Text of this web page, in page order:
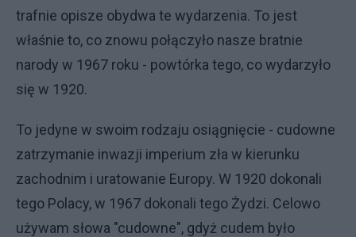
trafnie opisze obydwa te wydarzenia. To jest
właśnie to, co znowu połączyło nasze bratnie
narody w 1967 roku - powtórka tego, co wydarzyło
się w 1920.
To jedyne w swoim rodzaju osiągnięcie - cudowne
zatrzymanie inwazji imperium zła w kierunku
zachodnim i uratowanie Europy. W 1920 dokonali
tego Polacy, w 1967 dokonali tego Żydzi. Celowo
używam słowa "cudowne", gdyż cudem było